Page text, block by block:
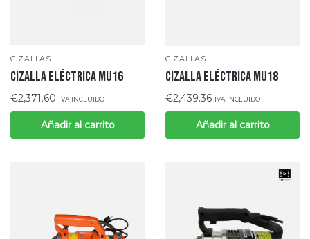
CIZALLAS
CIZALLA ELÉCTRICA MU16
€2,371.60 IVA INCLUIDO
Añadir al carrito
CIZALLAS
CIZALLA ELÉCTRICA MU18
€2,439.36 IVA INCLUIDO
Añadir al carrito